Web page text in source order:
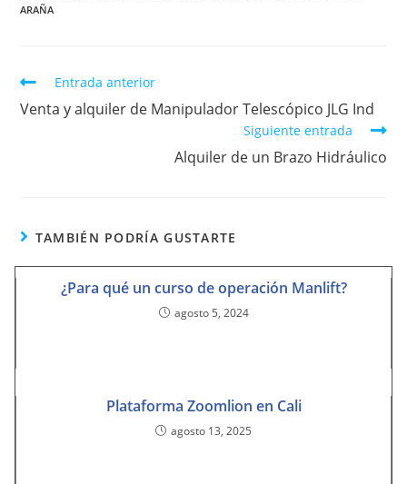
ARAÑA
Entrada anterior
Venta y alquiler de Manipulador Telescópico JLG Ind
Siguiente entrada
Alquiler de un Brazo Hidráulico
TAMBIÉN PODRÍA GUSTARTE
¿Para qué un curso de operación Manlift?
agosto 5, 2024
Plataforma Zoomlion en Cali
agosto 13, 2025